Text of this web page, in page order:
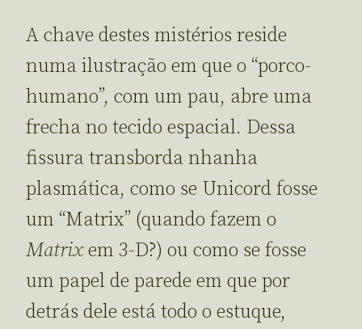
A chave destes mistérios reside
numa ilustração em que o “porco-
humano”, com um pau, abre uma
frecha no tecido espacial. Dessa
fissura transborda nhanha
plasmática, como se Unicord fosse
um “Matrix” (quando fazem o
Matrixem 3-D?) ou como se fosse
um papel de parede em que por
detrás dele está todo o estuque,